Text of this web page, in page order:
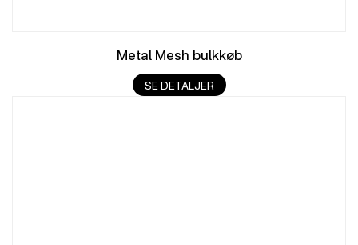
Metal Mesh bulkkøb
SE DETALJER